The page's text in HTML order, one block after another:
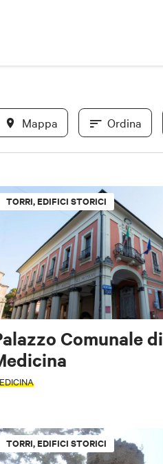
Mappa Ordina
In evidenza
Novità
TORRI, EDIFICI STORICI
Comunale di
TORRI, EDIFICI STORICI